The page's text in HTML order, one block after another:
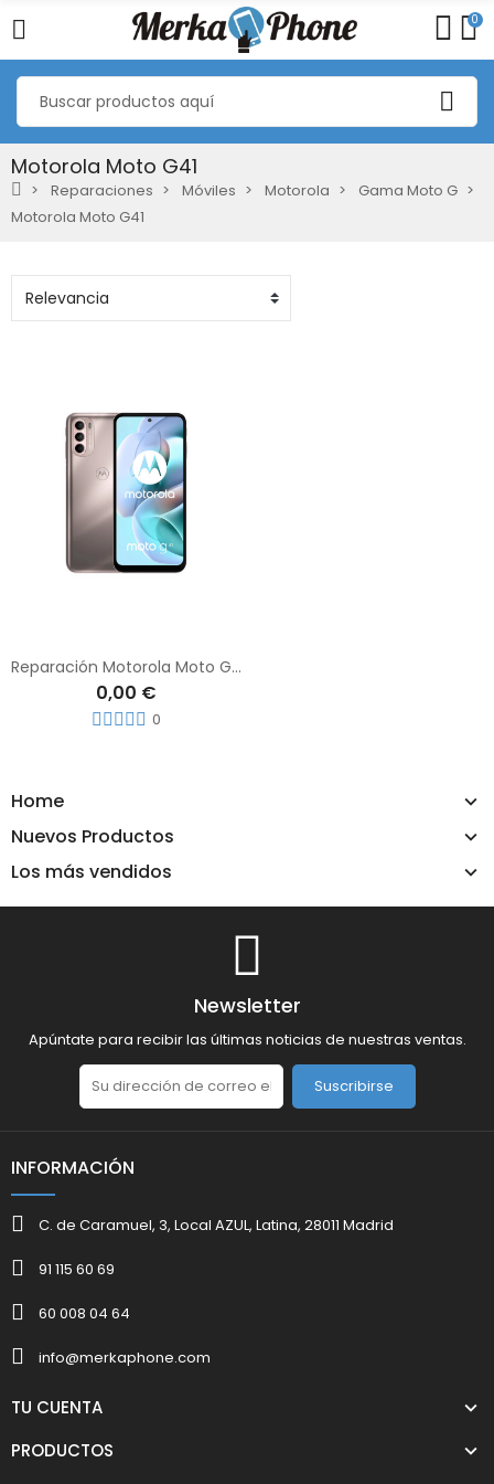
0
Motorola Moto G41
Reparaciones Móviles Motorola
Gama Moto G
Motorola Moto G41
Home
Nuevos Productos
Los más vendidos
Reparación Motorola Moto G41
0,00 €
0
Newsletter
Apúntate para recibir las últimas noticias de nuestras ventas.
Suscribirse
INFORMACIÓN
C. de Caramuel, 3, Local AZUL, Latina, 28011 Madrid
91 115 60 69
60 008 04 64
info@merkaphone.com
TU CUENTA
PRODUCTOS